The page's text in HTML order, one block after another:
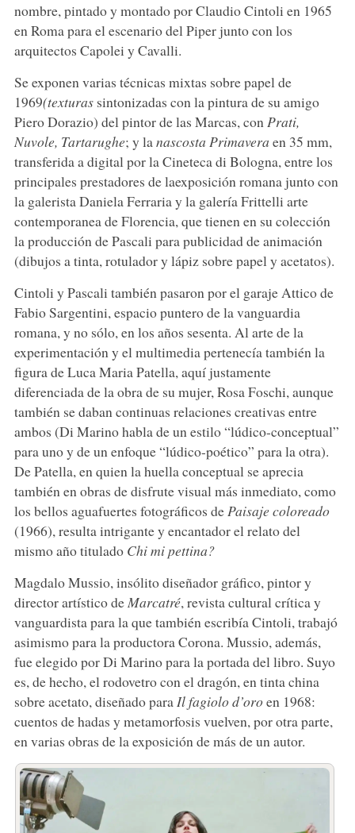
nombre, pintado y montado por Claudio Cintoli en 1965
en Roma para el escenario del Piper junto con los
arquitectos Capolei y Cavalli.
Se exponen varias técnicas mixtas sobre papel de
1969(texturassintonizadas con la pintura de su amigo
Piero Dorazio) del pintor de las Marcas, conPrati,
Nuvole, Tartarughe; y lanascosta Primavera en 35 mm,
transferida a digital por la Cineteca di Bologna, entre los
principales prestadores de laexposición romana junto con
la galerista Daniela Ferraria y la galería Frittelli arte
contemporanea de Florencia, que tienen en su colección
la producción de Pascali para publicidad de animación
(dibujos a tinta, rotulador y lápiz sobre papel y acetatos).
Cintoli y Pascali también pasaron por el garaje Attico de
Fabio Sargentini, espacio puntero de la vanguardia
romana, y no sólo, en los años sesenta. Al arte de la
experimentación y el multimedia pertenecía también la
figura de Luca Maria Patella, aquí justamente
diferenciada de la obra de su mujer, Rosa Foschi, aunque
también se daban continuas relaciones creativas entre
ambos (Di Marino habla de un estilo “lúdico-conceptual”
para uno y de un enfoque “lúdico-poético” para la otra).
De Patella, en quien la huella conceptual se aprecia
también en obras de disfrute visual más inmediato, como
los bellos aguafuertes fotográficos dePaisaje coloreado
(1966), resulta intrigante y encantador el relato del
mismo año titulado Chi mi pettina?
Magdalo Mussio, insólito diseñador gráfico, pintor y
director artístico deMarcatré, revista cultural crítica y
vanguardista para la que también escribía Cintoli, trabajó
asimismo para la productora Corona. Mussio, además,
fue elegido por Di Marino para la portada del libro. Suyo
es, de hecho, el rodovetro con el dragón, en tinta china
sobre acetato, diseñado paraIl fagiolo d’oroen 1968:
cuentos de hadas y metamorfosis vuelven, por otra parte,
en varias obras de la exposición de más de un autor.